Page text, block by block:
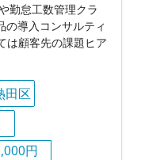
勤怠工数管理クラ
の導入コンサルティ
は顧客先の課題ヒア
田区
円